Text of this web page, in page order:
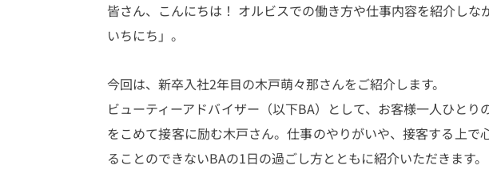
皆さん、こんにちは！ オルビスでの働き方や仕事内容を紹介しな
いちにち」。
今回は、新卒入社2年目の木戸萌々那さんをご紹介します。
ビューティーアドバイザー（以下BA）として、お客様一人ひと
をこめて接客に励む木戸さん。仕事のやりがいや、接客する上で
ることのできないBAの1日の過ごし方とともに紹介いただきます。